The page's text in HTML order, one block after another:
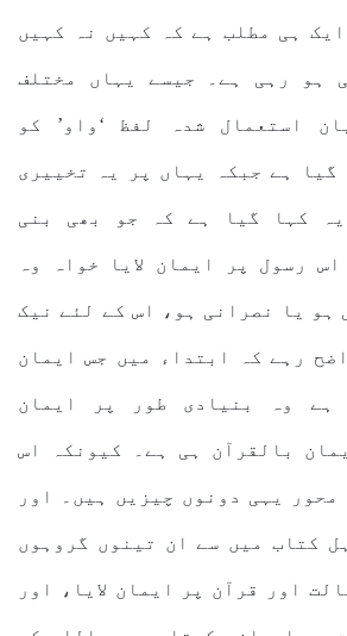
ہی مطلب ہے کہ کہیں نہ کہیں
ہو رہی ہے۔ جیسے یہاں مختلف
استعمال شدہ لفظ ‘واو’ کو
گیا ہے جبکہ یہاں پر یہ تخییری
یہ کہا گیا ہے کہ جو بھی بنی
رسول پر ایمان لایا خواہ وہ
ہو یا نصرانی ہو، اس کے لئے نیک
رہے کہ ابتداء میں جس ایمان
وہ بنیادی طور پر ایمان
بالقرآن ہی ہے۔ کیونکہ اس
محور یہی دونوں چیزیں ہیں۔ اور
کتاب میں سے ان تینوں گروہوں
اور قرآن پر ایمان لایا، اور